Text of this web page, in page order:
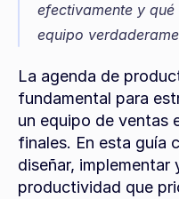
efectivamente y
equipo
La agenda de
fundamental para
un equipo de ventas
finales. En esta guía
diseñar, implementar
productividad que